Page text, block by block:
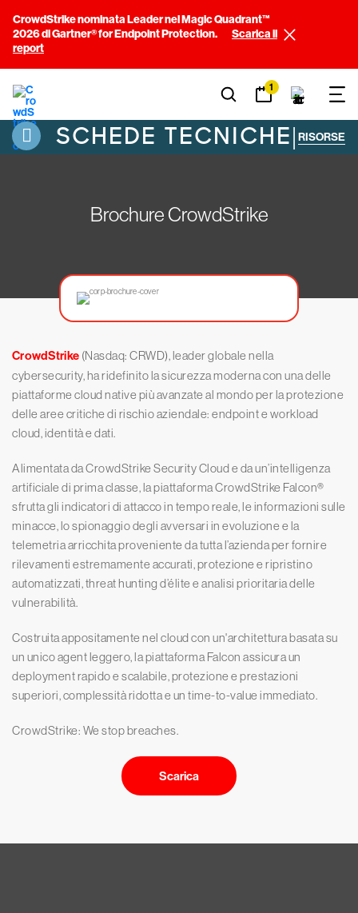
CrowdStrike nominata Leader nel Magic Quadrant™
2026 di Gartner® for Endpoint Protection.
Scarica il
report
1
SCHEDE TECNICHE| RISORSE
Brochure CrowdStrike
CrowdStrike (Nasdaq: CRWD), leader globale nella
cybersecurity, ha ridefinito la sicurezza moderna con una delle
piattaforme cloud native più avanzate al mondo per la protezione
delle aree critiche di rischio aziendale: endpoint e workload
cloud, identità e dati.
Alimentata da CrowdStrike Security Cloud e da un’intelligenza
artificiale di prima classe, la piattaforma CrowdStrike Falcon®
sfrutta gli indicatori di attacco in tempo reale, le informazioni sulle
minacce, lo spionaggio degli avversari in evoluzione e la
telemetria arricchita proveniente da tutta l’azienda per fornire
rilevamenti estremamente accurati, protezione e ripristino
automatizzati, threat hunting d’élite e analisi prioritaria delle
vulnerabilità.
Costruita appositamente nel cloud con un'architettura basata su
un unico agent leggero, la piattaforma Falcon assicura un
deployment rapido e scalabile, protezione e prestazioni
superiori, complessità ridotta e un time-to-value immediato.
CrowdStrike: We stop breaches.
Scarica